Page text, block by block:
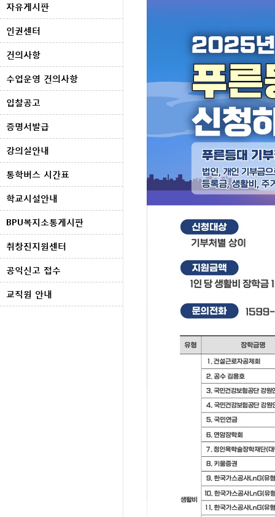
자유게시판
인권센터
건의사항
수업운영 건의사항
입찰공고
증명서발급
강의실안내
통학버스 시간표
학교시설안내
BPU복지소통게시판
취창진지원센터
공익신고 접수
교직원 안내